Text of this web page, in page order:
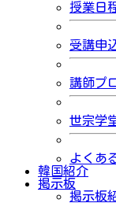
授業日
受講申
講師プ
世宗学
よくあ
韓国紹介
掲示板
掲示板